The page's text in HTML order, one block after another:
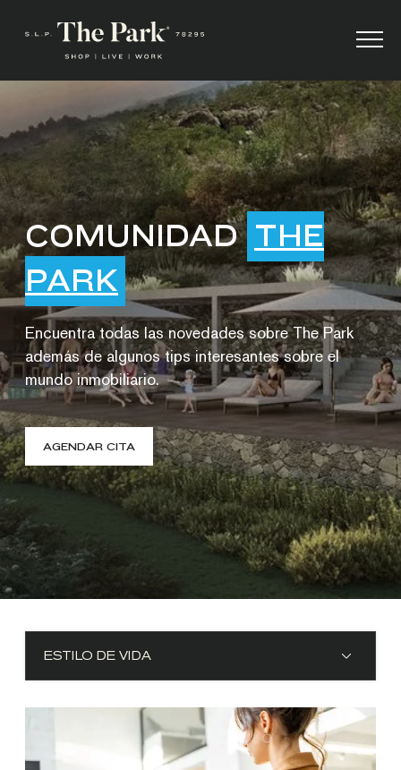
COMUNIDAD THE
PARK
Encuentra todas las novedades sobre The Park
además de algunos tips interesantes sobre el
mundo inmobiliario.
AGENDAR CITA
ESTILO DE VIDA